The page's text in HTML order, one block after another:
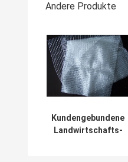
Andere Produkte
Kundengebundene
Landwirtschafts-